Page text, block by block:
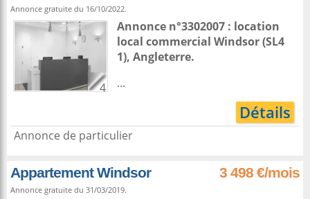
Annonce gratuite du 16/10/2022.
4
Annonce n°3302007 : location
local commercial Windsor(SL4
1), Angleterre.
...
Détails
Annonce de particulier
Appartement Windsor 3 498 €/mois
Annonce gratuite du 31/03/2019.